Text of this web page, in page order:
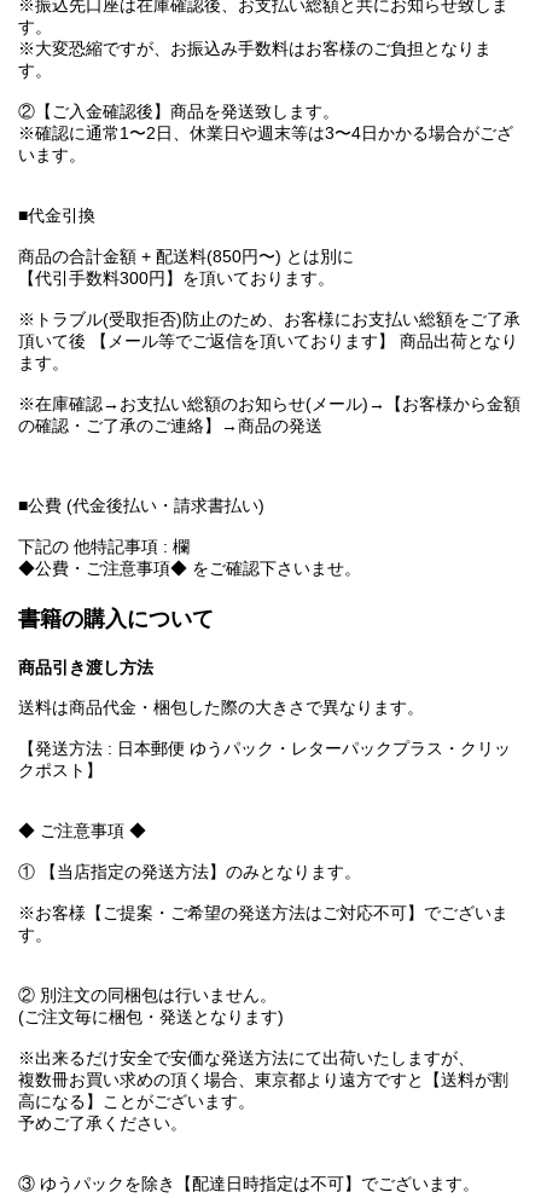
※振込先口座は在庫確認後、お支払い総額と共にお知らせ致しま
す。
※大変恐縮ですが、お振込み手数料はお客様のご負担となりま
す。
②【ご入金確認後】商品を発送致します。
※確認に通常1〜2日、休業日や週末等は3〜4日かかる場合がござ
います。
■代金引換
商品の合計金額 + 配送料(850円〜) とは別に
【代引手数料300円】を頂いております。
※トラブル(受取拒否)防止のため、お客様にお支払い総額をご了承
頂いて後 【メール等でご返信を頂いております】 商品出荷となり
ます。
※在庫確認→お支払い総額のお知らせ(メール)→【お客様から金額
の確認・ご了承のご連絡】→商品の発送
■公費 (代金後払い・請求書払い)
下記の 他特記事項 : 欄
◆公費・ご注意事項◆ をご確認下さいませ。
書籍の購入について
商品引き渡し方法
送料は商品代金・梱包した際の大きさで異なります。
【発送方法 : 日本郵便 ゆうパック・レターパックプラス・クリッ
クポスト】
◆ ご注意事項 ◆
① 【当店指定の発送方法】のみとなります。
※お客様【ご提案・ご希望の発送方法はご対応不可】でございま
す。
② 別注文の同梱包は行いません。
(ご注文毎に梱包・発送となります)
※出来るだけ安全で安価な発送方法にて出荷いたしますが、
複数冊お買い求めの頂く場合、東京都より遠方ですと【送料が割
高になる】ことがございます。
予めご了承ください。
③ ゆうパックを除き【配達日時指定は不可】でございます。